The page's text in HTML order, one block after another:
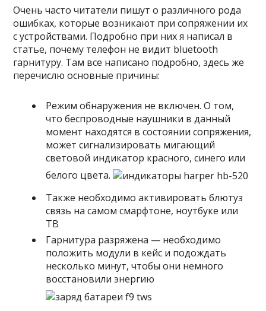
Очень часто читатели пишут о различного рода
ошибках, которые возникают при сопряжении их
с устройствами. Подробно при них я написал в
статье, почему телефон не видит bluetooth
гарнитуру. Там все написано подробно, здесь же
перечислю основные причины:
Режим обнаружения не включен. О том,
что беспроводные наушники в данный
момент находятся в состоянии сопряжения,
может сигнализировать мигающий
световой индикатор красного, синего или
белого цвета.
Также необходимо активировать блютуз
связь на самом смарфтоне, ноутбуке или
ТВ
Гарнитура разряжена — необходимо
положить модули в кейс и подождать
несколько минут, чтобы они немного
восстановили энергию